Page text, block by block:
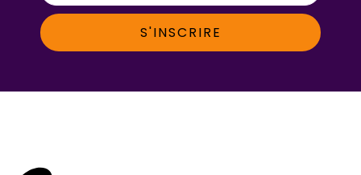
S'INSCRIRE